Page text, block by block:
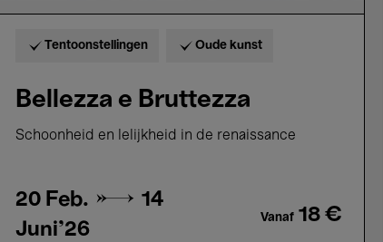
Tentoonstellingen Oude kunst
Bellezza e Bruttezza
Schoonheid en lelijkheid in de renaissance
20 Feb. → 14
Juni'26
Vanaf 18 €